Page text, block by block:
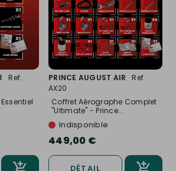
Ref.
PRINCE AUGUST AIR
Ref.
AX20
Coffret Aérographe Complet
"Ultimate" - Prince...
Indisponible
449,00 €
DÉTAIL